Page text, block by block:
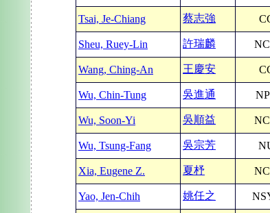
Tsai, Je-Chiang 蔡志強
Sheu, Ruey-Lin 許瑞麟
Wang, Ching-An 王慶安
Wu, Chin-Tung 吳進通
Wu, Soon-Yi 吳順益
Wu, Tsung-Fang 吳宗芳
Xia, Eugene Z. 夏杼
Yao, Jen-Chih 姚任之